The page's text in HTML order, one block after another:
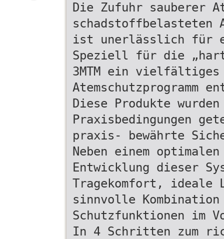
Die Zufuhr sauberer
schadstoffbelasteten
ist unerlässlich für
Speziell für die
3MTM ein
Atemschutzprogramm
Diese Produkte
Praxisbedingungen
praxis- bewährte
Neben einem
Entwicklung dieser
Tragekomfort, ideale
sinnvolle Kombination
Schutzfunktionen im
In 4 Schritten zum